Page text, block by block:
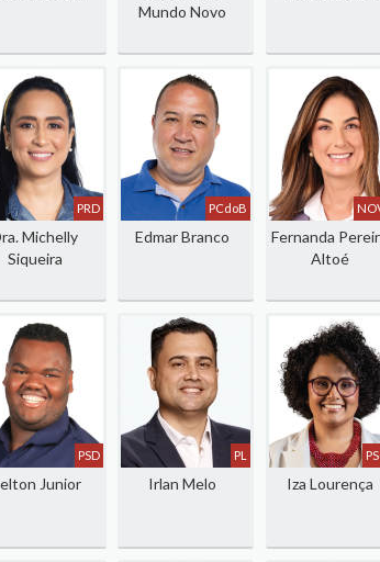
Mundo Novo
PRD
Michelly
Siqueira
PCdoB
Edmar Branco
Fernanda
Altoé
PSD
Junior
PL
Irlan Melo Iza Lourença